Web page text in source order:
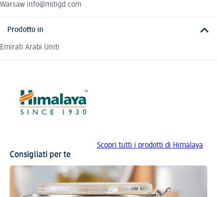
Warsaw info@mitigd.com
Prodotto in
Emirati Arabi Uniti
Scopri tutti i prodotti di Himalaya
Consigliati per te